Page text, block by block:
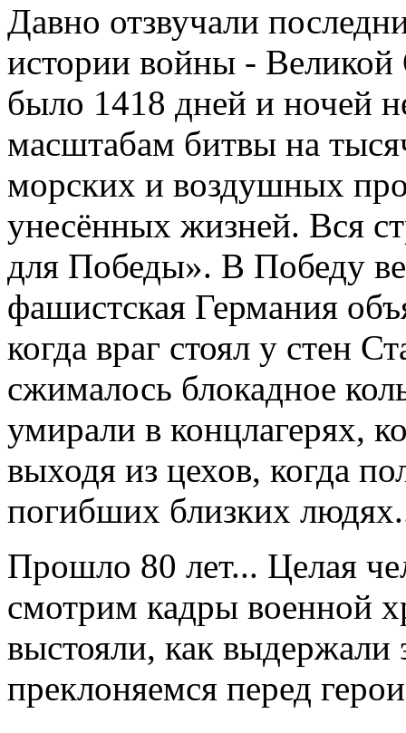
Давно отзвучали
истории войны - Великой
было 1418 дней и ночей
масштабам битвы на
морских и воздушных
унесённых жизней. Вся
для Победы». В Победу
фашистская Германия
когда враг стоял у стен
сжималось блокадное
умирали в концлагерях,
выходя из цехов, когда
погибших близких
Прошло 80 лет... Целая
смотрим кадры военной
выстояли, как
преклоняемся перед